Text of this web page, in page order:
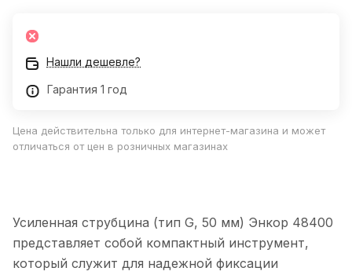
Нашли дешевле?
Гарантия 1 год
Цена действительна только для интернет-магазина и может
отличаться от цен в розничных магазинах
Усиленная струбцина (тип G, 50 мм) Энкор 48400
представляет собой компактный инструмент,
который служит для надежной фиксации